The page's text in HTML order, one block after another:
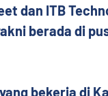
dan ITB
berada di
bekerja di